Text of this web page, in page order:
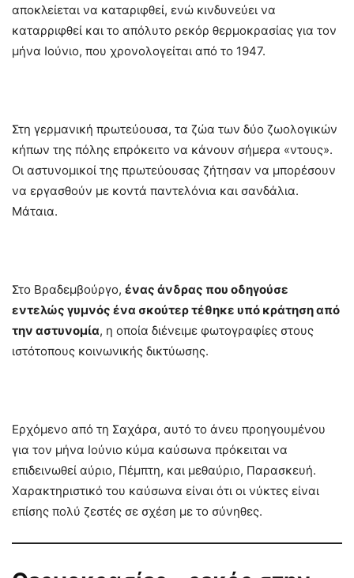
αποκλείεται να καταριφθεί, ενώ κινδυνεύει να
καταρριφθεί και το απόλυτο ρεκόρ θερμοκρασίας για τον
μήνα Ιούνιο, που χρονολογείται από το 1947.
Στη γερμανική πρωτεύουσα, τα ζώα των δύο ζωολογικών
κήπων της πόλης επρόκειτο να κάνουν σήμερα «ντους».
Οι αστυνομικοί της πρωτεύουσας ζήτησαν να μπορέσουν
να εργασθούν με κοντά παντελόνια και σανδάλια.
Μάταια.
Στο Βραδεμβούργο, ένας άνδρας που οδηγούσε
εντελώς γυμνός ένα σκούτερ τέθηκε υπό κράτηση από
την αστυνομία, η οποία διένειμε φωτογραφίες στους
ιστότοπους κοινωνικής δικτύωσης.
Ερχόμενο από τη Σαχάρα, αυτό το άνευ προηγουμένου
για τον μήνα Ιούνιο κύμα καύσωνα πρόκειται να
επιδεινωθεί αύριο, Πέμπτη, και μεθαύριο, Παρασκευή.
Χαρακτηριστικό του καύσωνα είναι ότι οι νύκτες είναι
επίσης πολύ ζεστές σε σχέση με το σύνηθες.